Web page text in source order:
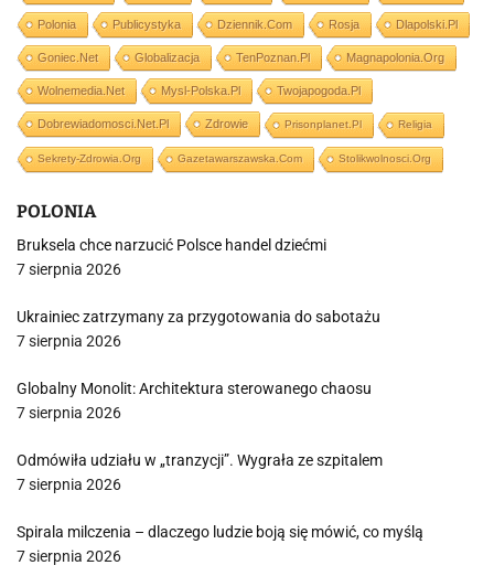
Polonia Publicystyka Dziennik.com Rosja Dlapolski.pl
Goniec.net Globalizacja TenPoznan.pl Magnapolonia.org
Wolnemedia.net Mysl-Polska.pl Twojapogoda.pl
Dobrewiadomosci.net.pl Zdrowie Prisonplanet.pl Religia
Sekrety-Zdrowia.org Gazetawarszawska.com Stolikwolnosci.org
POLONIA
Bruksela chce narzucić Polsce handel dziećmi
7 sierpnia 2026
Ukrainiec zatrzymany za przygotowania do sabotażu
7 sierpnia 2026
Globalny Monolit: Architektura sterowanego chaosu
7 sierpnia 2026
Odmówiła udziału w „tranzycji”. Wygrała ze szpitalem
7 sierpnia 2026
Spirala milczenia – dlaczego ludzie boją się mówić, co myślą
7 sierpnia 2026